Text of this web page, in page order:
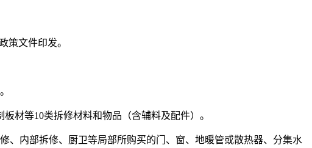
策文件印发。
等10类拆修材料和物品（含辅料及配件）。
内部拆修、厨卫等局部所购买的门、窗、地暖管或散热器、分集水